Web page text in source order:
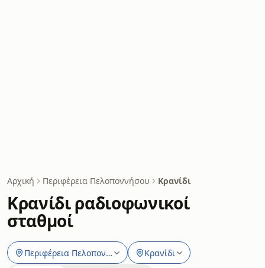
Αρχική Περιφέρεια Πελοποννήσου Κρανίδι
Κρανίδι ραδιοφωνικοί
σταθμοί
Περιφέρεια Πελοποννήσου Κρανίδι